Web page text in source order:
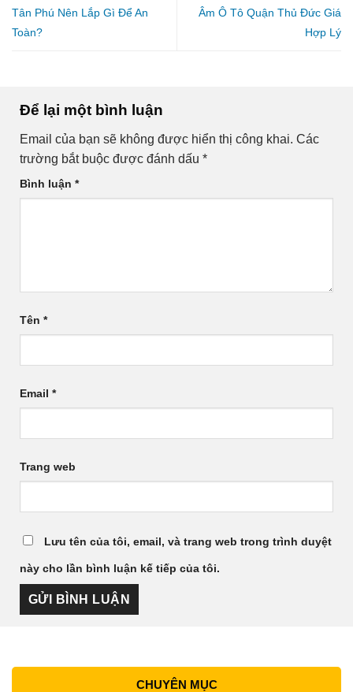
Tân Phú Nên Lắp Gì Để An
Toàn?
Âm Ô Tô Quận Thủ Đức Giá
Hợp Lý
Để lại một bình luận
Email của bạn sẽ không được hiển thị công khai. Các
trường bắt buộc được đánh dấu *
Bình luận *
Tên *
Email *
Trang web
Lưu tên của tôi, email, và trang web trong trình duyệt
này cho lần bình luận kế tiếp của tôi.
CHUYÊN MỤC